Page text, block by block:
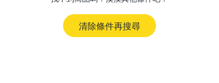
清除條件再搜尋